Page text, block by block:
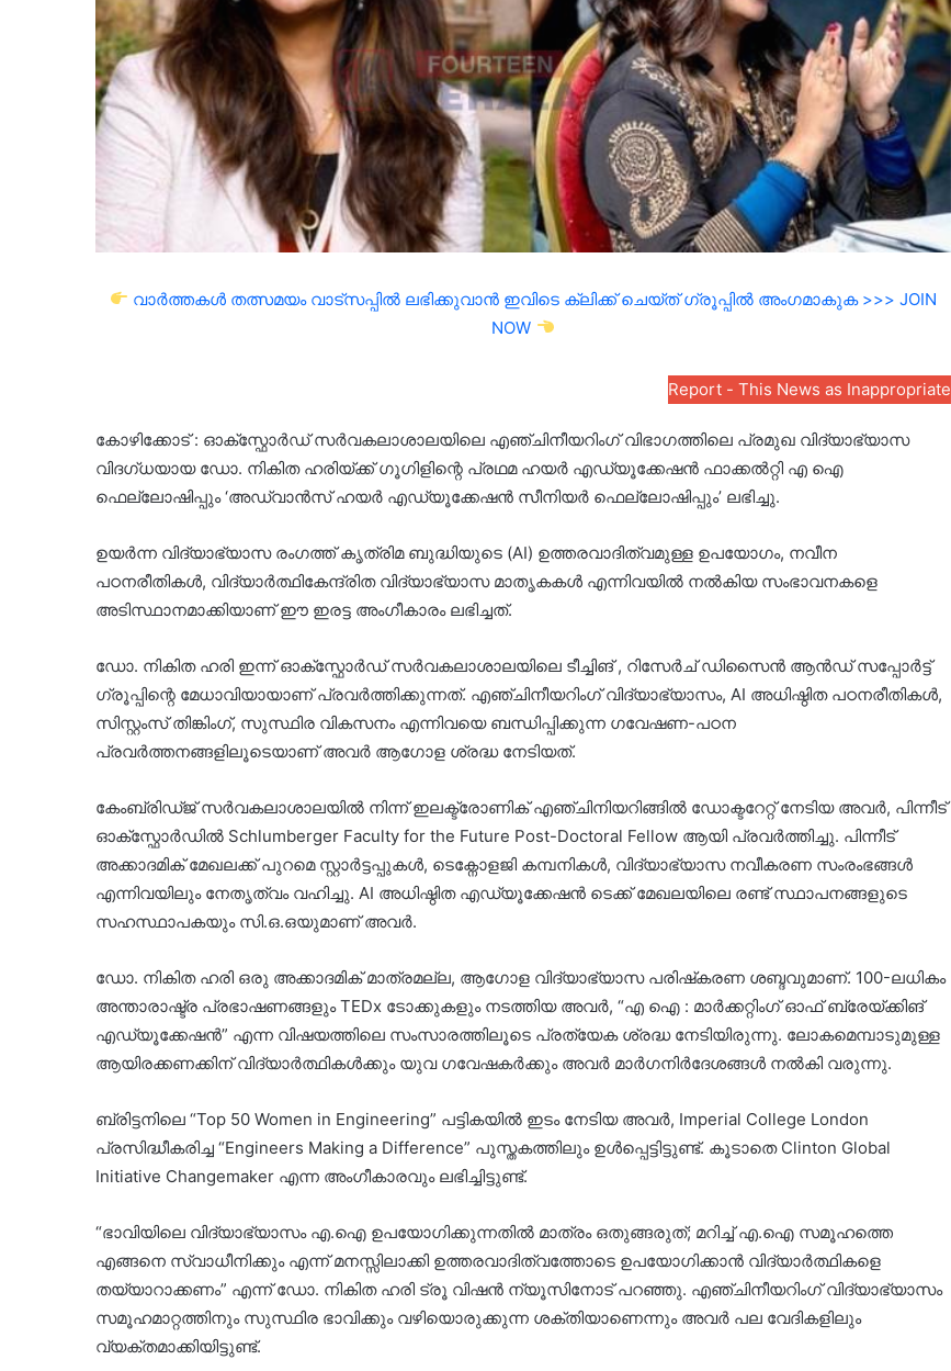
വാർത്തകൾ തത്സമയം വാട്സപ്പിൽ ലഭിക്കുവാൻ ഇവിടെ ക്ലിക്ക് ചെയ്ത് ഗ്രൂപ്പിൽ അംഗമാകുക >>> JOIN
NOW
Report - This News as Inappropriate
കോഴിക്കോട് : ഓക്സ്ഫോർഡ് സർവകലാശാലയിലെ എഞ്ചിനീയറിംഗ് വിഭാഗത്തിലെ പ്രമുഖ വിദ്യാഭ്യാസ
വിദഗ്ധയായ ഡോ. നികിത ഹരിയ്ക്ക് ഗൂഗിളിന്റെ പ്രഥമ ഹയർ എഡ്യൂക്കേഷൻ ഫാക്കൽറ്റി എ ഐ
ഫെല്ലോഷിപ്പും ‘അഡ്വാൻസ് ഹയർ എഡ്യൂക്കേഷൻ സീനിയർ ഫെല്ലോഷിപ്പും’ ലഭിച്ചു.
ഉയർന്ന വിദ്യാഭ്യാസ രംഗത്ത് കൃത്രിമ ബുദ്ധിയുടെ (AI) ഉത്തരവാദിത്വമുള്ള ഉപയോഗം, നവീന
പഠനരീതികൾ, വിദ്യാർത്ഥികേന്ദ്രിത വിദ്യാഭ്യാസ മാതൃകകൾ എന്നിവയിൽ നൽകിയ സംഭാവനകളെ
അടിസ്ഥാനമാക്കിയാണ് ഈ ഇരട്ട അംഗീകാരം ലഭിച്ചത്.
ഡോ. നികിത ഹരി ഇന്ന് ഓക്സ്ഫോർഡ് സർവകലാശാലയിലെ ടീച്ചിങ് , റിസേർച് ഡിസൈൻ ആൻഡ് സപ്പോർട്ട്
ഗ്രൂപ്പിന്റെ മേധാവിയായാണ് പ്രവർത്തിക്കുന്നത്. എഞ്ചിനീയറിംഗ് വിദ്യാഭ്യാസം, AI അധിഷ്ഠിത പഠനരീതികൾ,
സിസ്റ്റംസ് തിങ്കിംഗ്, സുസ്ഥിര വികസനം എന്നിവയെ ബന്ധിപ്പിക്കുന്ന ഗവേഷണ-പഠന
പ്രവർത്തനങ്ങളിലൂടെയാണ് അവർ ആഗോള ശ്രദ്ധ നേടിയത്.
കേംബ്രിഡ്ജ് സർവകലാശാലയിൽ നിന്ന് ഇലക്ട്രോണിക് എഞ്ചിനിയറിങ്ങിൽ ഡോക്ടറേറ്റ് നേടിയ അവർ, പിന്നീട്
ഓക്സ്ഫോർഡിൽ Schlumberger Faculty for the Future Post-Doctoral Fellow ആയി പ്രവർത്തിച്ചു. പിന്നീട്
അക്കാദമിക് മേഖലക്ക് പുറമെ സ്റ്റാർട്ടപ്പുകൾ, ടെക്നോളജി കമ്പനികൾ, വിദ്യാഭ്യാസ നവീകരണ സംരംഭങ്ങൾ
എന്നിവയിലും നേതൃത്വം വഹിച്ചു. AI അധിഷ്ഠിത എഡ്യൂക്കേഷൻ ടെക്ക് മേഖലയിലെ രണ്ട് സ്ഥാപനങ്ങളുടെ
സഹസ്ഥാപകയും സി.ഒ.ഒയുമാണ് അവർ.
ഡോ. നികിത ഹരി ഒരു അക്കാദമിക് മാത്രമല്ല, ആഗോള വിദ്യാഭ്യാസ പരിഷ്‌കരണ ശബ്ദവുമാണ്. 100-ലധികം
അന്താരാഷ്ട്ര പ്രഭാഷണങ്ങളും TEDx ടോക്കുകളും നടത്തിയ അവർ, “എ ഐ : മാർക്കറ്റിംഗ് ഓഫ് ബ്രേയ്ക്കിങ്
എഡ്യൂക്കേഷൻ” എന്ന വിഷയത്തിലെ സംസാരത്തിലൂടെ പ്രത്യേക ശ്രദ്ധ നേടിയിരുന്നു. ലോകമെമ്പാടുമുള്ള
ആയിരക്കണക്കിന് വിദ്യാർത്ഥികൾക്കും യുവ ഗവേഷകർക്കും അവർ മാർഗനിർദേശങ്ങൾ നൽകി വരുന്നു.
ബ്രിട്ടനിലെ “Top 50 Women in Engineering” പട്ടികയിൽ ഇടം നേടിയ അവർ, Imperial College London
പ്രസിദ്ധീകരിച്ച “Engineers Making a Difference” പുസ്തകത്തിലും ഉൾപ്പെട്ടിട്ടുണ്ട്. കൂടാതെ Clinton Global
Initiative Changemaker എന്ന അംഗീകാരവും ലഭിച്ചിട്ടുണ്ട്.
“ഭാവിയിലെ വിദ്യാഭ്യാസം എ.ഐ ഉപയോഗിക്കുന്നതിൽ മാത്രം ഒതുങ്ങരുത്; മറിച്ച് എ.ഐ സമൂഹത്തെ
എങ്ങനെ സ്വാധീനിക്കും എന്ന് മനസ്സിലാക്കി ഉത്തരവാദിത്വത്തോടെ ഉപയോഗിക്കാൻ വിദ്യാർത്ഥികളെ
തയ്യാറാക്കണം” എന്ന് ഡോ. നികിത ഹരി ട്രൂ വിഷൻ ന്യൂസിനോട് പറഞ്ഞു. എഞ്ചിനീയറിംഗ് വിദ്യാഭ്യാസം
സമൂഹമാറ്റത്തിനും സുസ്ഥിര ഭാവിക്കും വഴിയൊരുക്കുന്ന ശക്തിയാണെന്നും അവർ പല വേദികളിലും
വ്യക്തമാക്കിയിട്ടുണ്ട്.